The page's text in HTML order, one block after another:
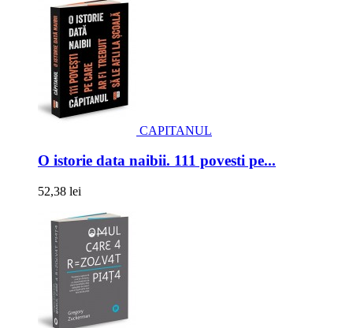
CAPITANUL
O istorie data naibii. 111 povesti pe...
52,38 lei